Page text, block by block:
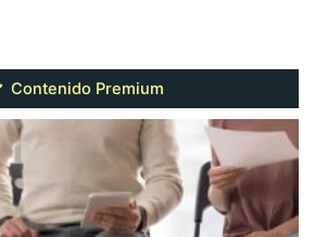
Contenido Premium